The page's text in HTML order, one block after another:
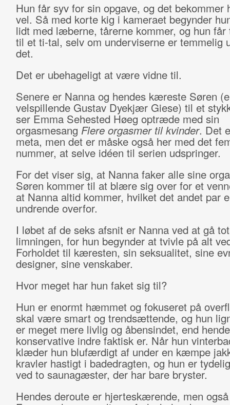
Hun får syv for sin opgave, og det bekommer
vel. Så med korte kig i kameraet begynder
lidt med læberne, tårerne kommer, og hun får
til et ti-tal, selv om underviserne er temmelig
det.
Det er ubehageligt at være vidne til.
Senere er Nanna og hendes kæreste Søren
velspillende Gustav Dyekjær Giese) til et
ser Emma Sehested Høeg optræde med sin
orgasmesang Flere orgasmer til kvinder. Det
meta, men det er måske også her med det
nummer, at selve idéen til serien udspringer.
For det viser sig, at Nanna faker alle sine
Søren kommer til at blære sig over for et
at Nanna altid kommer, hvilket det andet par
undrende overfor.
I løbet af de seks afsnit er Nanna ved at gå
limningen, for hun begynder at tvivle på alt
Forholdet til kæresten, sin seksualitet, sine
designer, sine venskaber.
Hvor meget har hun faket sig til?
Hun er enormt hæmmet og fokuseret på
skal være smart og trendsættende, og hun
er meget mere livlig og åbensindet, end
konservative indre faktisk er. Når hun
klæder hun blufærdigt af under en kæmpe
kravler hastigt i badedragten, og hun er
ved to saunagæster, der har bare bryster.
Hendes deroute er hjerteskærende, men